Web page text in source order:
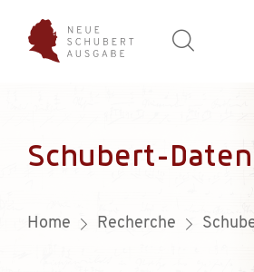
Schubert-
Home Recherche